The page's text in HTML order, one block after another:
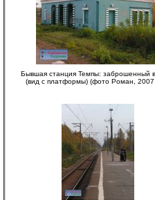
Бывшая станция Темпы: заброшенный
(вид с платформы) (фото Роман, 2007